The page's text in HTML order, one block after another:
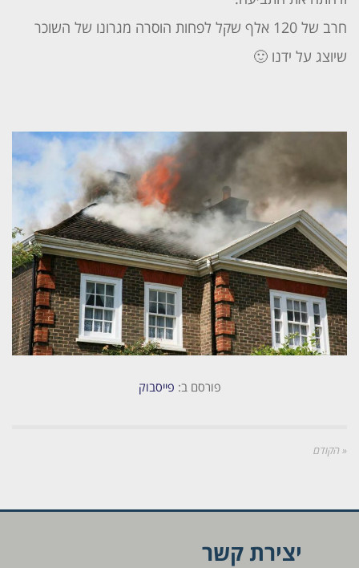
חרב של 120 אלף שקל לפחות הוסרה מגרונו של השוכר
שיוצג על ידנו 🙂
פורסם ב: פייסבוק
« הקודם
יצירת קשר